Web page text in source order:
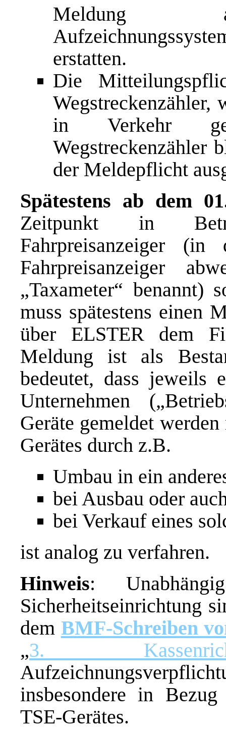
Meldung
erstatten.
Die
Wegstreckenzähler,
in Verkehr
Wegstreckenzähler
der Meldepflicht
Spätestens ab dem
Zeitpunkt in
Fahrpreisanzeiger
Fahrpreisanzeiger
„Taxameter“ benannt)
muss spätestens einen
über ELSTER dem
Meldung ist als
bedeutet, dass jeweils
Unternehmen
Geräte gemeldet
Gerätes durch z.B.
Umbau in ein
bei Ausbau oder
bei Verkauf eines
ist analog zu verfahren.
Hinweis:
Sicherheitseinrichtung
dem BMF-Schreiben
„3.
insbesondere in
TSE-Gerätes.